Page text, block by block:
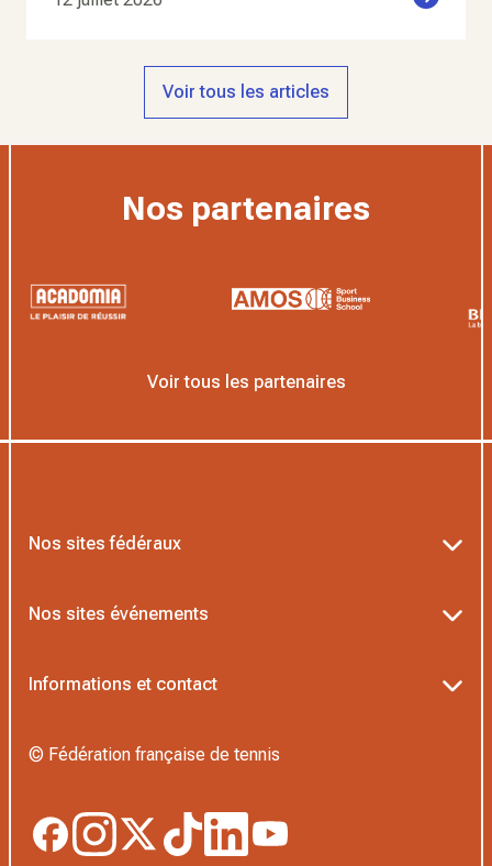
Voir tous les articles
Nos partenaires
Voir tous les partenaires
Nos sites fédéraux
L’Institut Formation Tennis
Proshop FFT
Application Beach/Padel/Pickleball
Nos sites événements
Boutique Officielle
Informations et contact
Politique des cookies
© Fédération française de tennis